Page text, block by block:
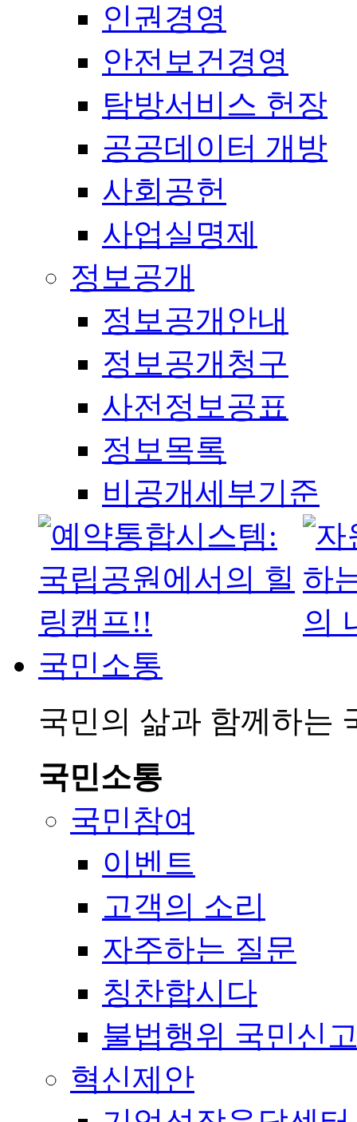
인권경영
안전보건경영
탐방서비스 헌장
공공데이터 개방
사회공헌
사업실명제
정보공개
정보공개안내
정보공개청구
사전정보공표
정보목록
비공개세부기준
국민소통
국민의 삶과 함께하는
국민소통
국민참여
이벤트
고객의 소리
자주하는 질문
칭찬합시다
불법행위 국민신
혁신제안